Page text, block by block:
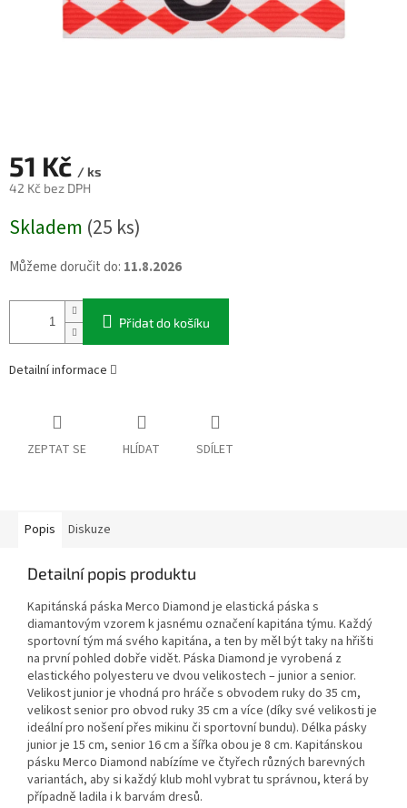
51 Kč / ks
42 Kč bez DPH
cena:
Skladem (25 ks)
Můžeme doručit do: 11.8.2026
Přidat do košíku
Detailní informace
ZEPTAT SE HLÍDAT SDÍLET
Popis Diskuze
Detailní popis produktu
Kapitánská páska Merco Diamond je elastická páska s
diamantovým vzorem k jasnému označení kapitána týmu. Každý
sportovní tým má svého kapitána, a ten by měl být taky na hřišti
na první pohled dobře vidět. Páska Diamond je vyrobená z
elastického polyesteru ve dvou velikostech – junior a senior.
Velikost junior je vhodná pro hráče s obvodem ruky do 35 cm,
velikost senior pro obvod ruky 35 cm a více (díky své velikosti je
ideální pro nošení přes mikinu či sportovní bundu). Délka pásky
junior je 15 cm, senior 16 cm a šířka obou je 8 cm. Kapitánskou
pásku Merco Diamond nabízíme ve čtyřech různých barevných
variantách, aby si každý klub mohl vybrat tu správnou, která by
případně ladila i k barvám dresů.